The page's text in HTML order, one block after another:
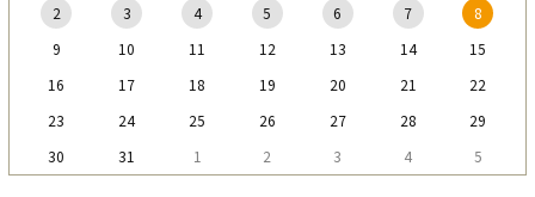
2
3 4 5 6 7
8
9
10 11 12 13 14
15
16
17 18 19 20 21
22
23
24 25 26 27 28
29
30
31 1 2 3 4 5